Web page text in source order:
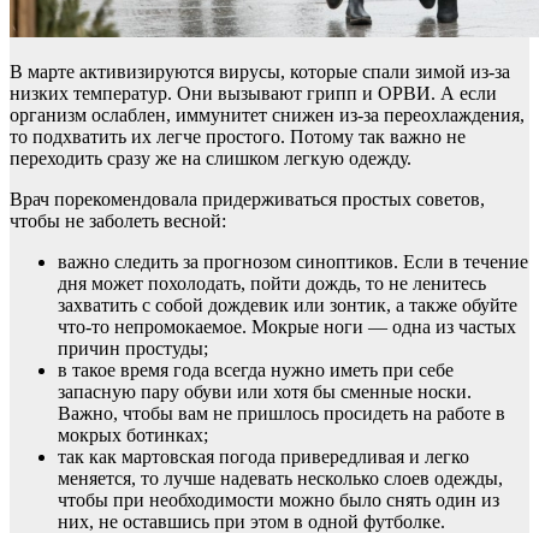
В марте активизируются вирусы, которые спали зимой из-за
низких температур. Они вызывают грипп и ОРВИ. А если
организм ослаблен, иммунитет снижен из-за переохлаждения,
то подхватить их легче простого. Потому так важно не
переходить сразу же на слишком легкую одежду.
Врач порекомендовала придерживаться простых советов,
чтобы не заболеть весной:
важно следить за прогнозом синоптиков. Если в течение
дня может похолодать, пойти дождь, то не ленитесь
захватить с собой дождевик или зонтик, а также обуйте
что-то непромокаемое. Мокрые ноги — одна из частых
причин простуды;
в такое время года всегда нужно иметь при себе
запасную пару обуви или хотя бы сменные носки.
Важно, чтобы вам не пришлось просидеть на работе в
мокрых ботинках;
так как мартовская погода привередливая и легко
меняется, то лучше надевать несколько слоев одежды,
чтобы при необходимости можно было снять один из
них, не оставшись при этом в одной футболке.